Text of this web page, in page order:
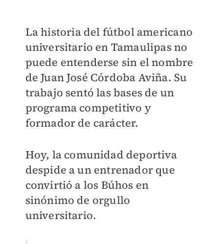
La historia del fútbol americano
universitario en Tamaulipas no
puede entenderse sin el nombre
de Juan José Córdoba Aviña. Su
trabajo sentó las bases de un
programa competitivo y
formador de carácter.
Hoy, la comunidad deportiva
despide a un entrenador que
convirtió a los Búhos en
sinónimo de orgullo
universitario.